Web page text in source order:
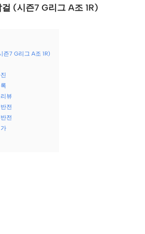
(시즌7 G리그 A조 1R)
7 G리그 A조 1R)
뷰
전
전